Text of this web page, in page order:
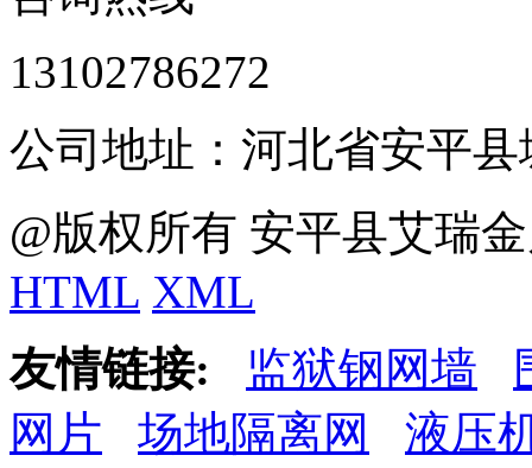
13102786272
公司地址：河北省安平
@版权所有 安平县艾瑞
HTML XML
友情链接:
监狱钢网墙
网片
场地隔离网
液压